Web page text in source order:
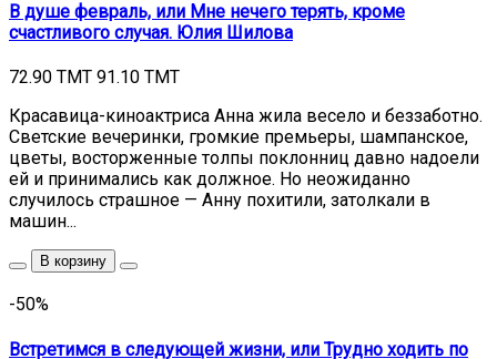
В душе февраль, или Мне нечего терять, кроме
счастливого случая. Юлия Шилова
72.90 TMT 91.10 TMT
Красавица-киноактриса Анна жила весело и беззаботно.
Светские вечеринки, громкие премьеры, шампанское,
цветы, восторженные толпы поклонниц давно надоели
ей и принимались как должное. Но неожиданно
случилось страшное — Анну похитили, затолкали в
машин...
В корзину
-50%
Встретимся в следующей жизни, или Трудно ходить по